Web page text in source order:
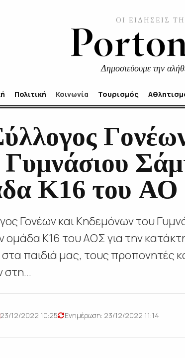
ΟΙ ΕΙΔΗΣΕΙΣ
Δημοσιεύουμε την
Πολιτική Κοινωνία Τουρισμός
Κ16 του ΑΟ
Γονέων και Κηδεμόνων του
ομάδα Κ16 του ΑΟΣ για την
παιδιά μας, τους προπονητές
στη...
23/12/2022 10:25 Ενημέρωση: 23/12/2022 11:14